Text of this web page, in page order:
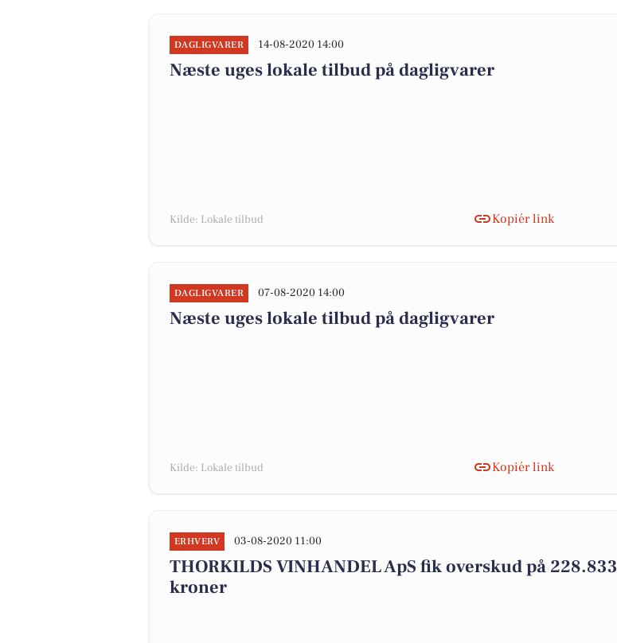
DAGLIGVARER 14-08-2020 14:00
Næste uges lokale tilbud på dagligvarer
Kilde: Lokale tilbud Kopiér link
DAGLIGVARER 07-08-2020 14:00
Næste uges lokale tilbud på dagligvarer
Kilde: Lokale tilbud Kopiér link
ERHVERV 03-08-2020 11:00
THORKILDS VINHANDEL ApS fik overskud på 228.833
kroner